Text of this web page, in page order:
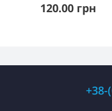
120.00 грн
+38-